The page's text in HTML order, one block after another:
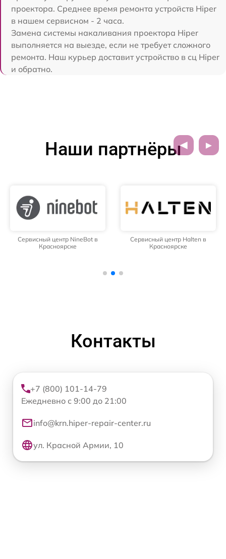
проектора. Среднее время ремонта устройств Hiper
в нашем сервисном - 2 часа.
Замена системы накаливания проектора Hiper
выполняется на выезде, если не требует сложного
ремонта. Наш курьер доставит устройство в сц Hiper
и обратно.
Наши партнёры
Сервисный центр NineBot в
Красноярске
Сервисный центр Halten в
Красноярске
Контакты
+7 (800) 101-14-79
Ежедневно с 9:00 до 21:00
info@krn.hiper-repair-center.ru
ул. Красной Армии, 10